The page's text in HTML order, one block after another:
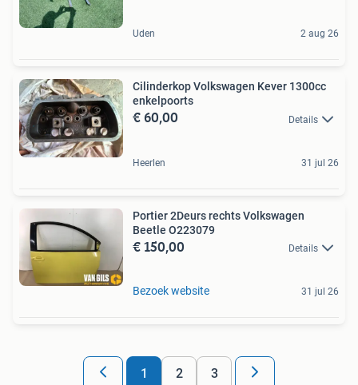
Uden 2 aug 26
Cilinderkop Volkswagen Kever 1300cc
enkelpoorts
€ 60,00 Details
Heerlen 31 jul 26
Portier 2Deurs rechts Volkswagen
Beetle O223079
€ 150,00 Details
Bezoek website 31 jul 26
1 2 3